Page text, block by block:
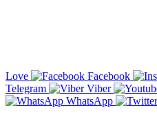
Love
Facebook
Telegram
Viber
WhatsApp